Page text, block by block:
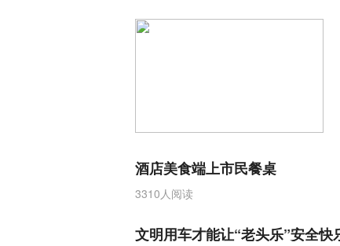
酒店美食端上市民餐桌
3310人阅读
文明用车才能让“老头乐”安全快